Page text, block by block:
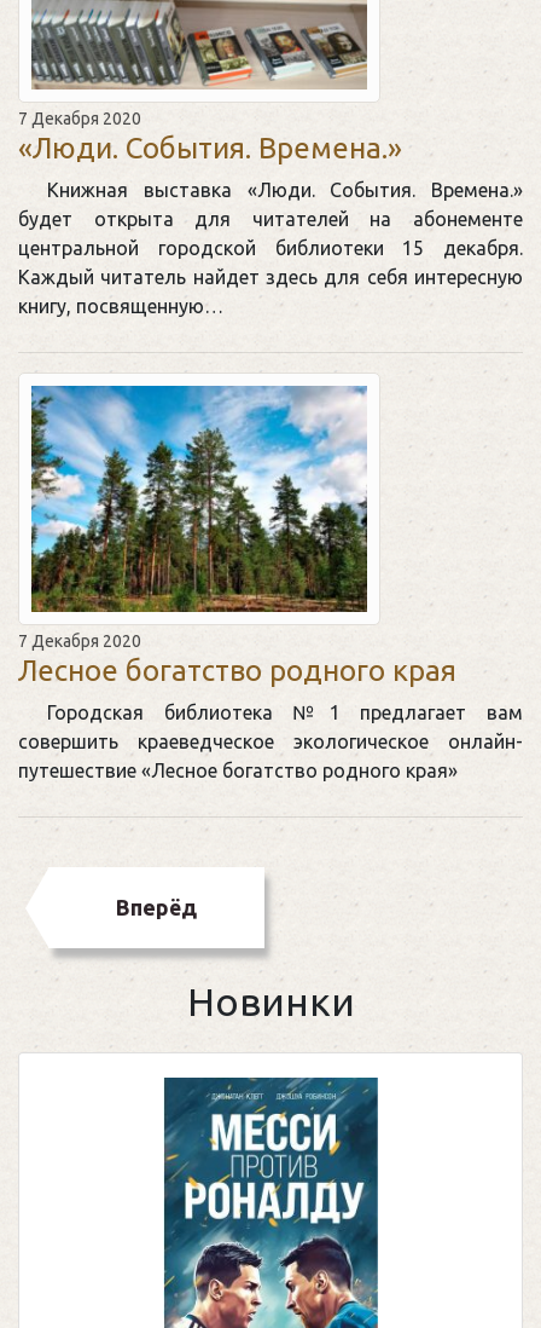
7 Декабря 2020
«Люди. События. Времена.»
Книжная выставка «Люди. События. Времена.»
будет открыта для читателей на абонементе
центральной городской библиотеки 15 декабря.
Каждый читатель найдет здесь для себя интересную
книгу, посвященную…
7 Декабря 2020
Лесное богатство родного края
Городская библиотека №1 предлагает вам
совершить краеведческое экологическое онлайн-
путешествие «Лесное богатство родного края»
Вперёд
Новинки